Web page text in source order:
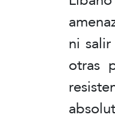
ni
otras